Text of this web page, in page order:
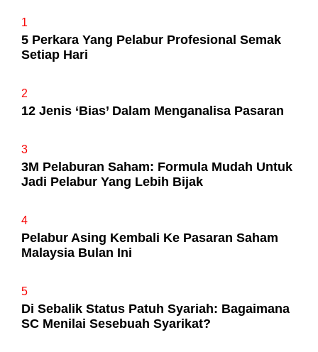
1
5 Perkara Yang Pelabur Profesional Semak
Setiap Hari
2
12 Jenis ‘Bias’ Dalam Menganalisa Pasaran
3
3M Pelaburan Saham: Formula Mudah Untuk
Jadi Pelabur Yang Lebih Bijak
4
Pelabur Asing Kembali Ke Pasaran Saham
Malaysia Bulan Ini
5
Di Sebalik Status Patuh Syariah: Bagaimana
SC Menilai Sesebuah Syarikat?